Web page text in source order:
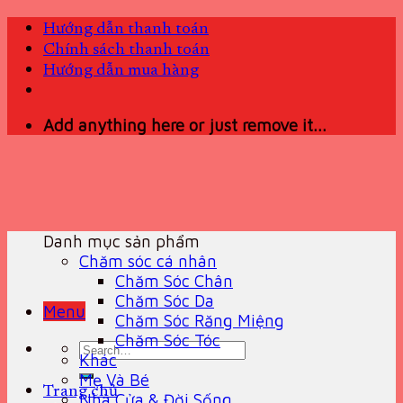
Skip
content
Hướng dẫn thanh toán
Chính sách thanh toán
Hướng dẫn mua hàng
Add anything here or just remove it...
Menu
Search
for:
Trang chủ
Danh mục sản phẩm
Chăm sóc cá nhân
Chăm Sóc Chân
Chăm Sóc Da
Chăm Sóc Răng Miệng
Chăm Sóc Tóc
Khác
Mẹ Và Bé